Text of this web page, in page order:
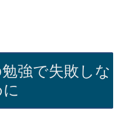
強で失敗しな